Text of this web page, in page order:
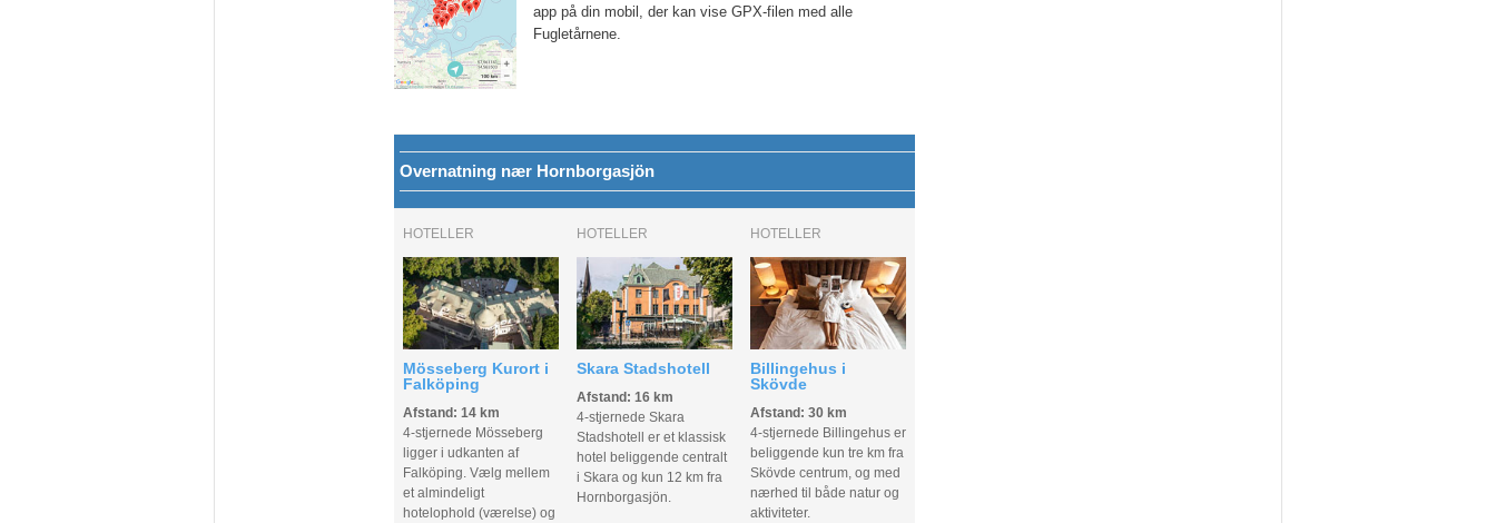
app på din mobil, der kan vise GPX-filen med alle
Fugletårnene.
Overnatning nær Hornborgasjön
HOTELLER
Mösseberg Kurort i
Falköping
Afstand: 14 km
4-stjernede Mösseberg
ligger i udkanten af
Falköping. Vælg mellem
et almindeligt
hotelophold (værelse) og
HOTELLER
Skara Stadshotell
Afstand: 16 km
4-stjernede Skara
Stadshotell er et klassisk
hotel beliggende centralt
i Skara og kun 12 km fra
Hornborgasjön.
HOTELLER
Billingehus i
Skövde
Afstand: 30 km
4-stjernede Billingehus er
beliggende kun tre km fra
Skövde centrum, og med
nærhed til både natur og
aktiviteter.